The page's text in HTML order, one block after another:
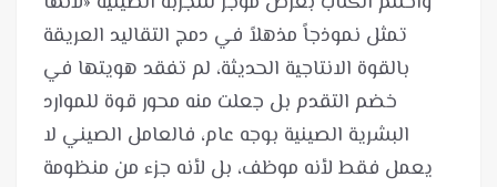
تمثل نموذجاً مذهلاً في دمج التقاليد العريقة
بالقوة الانتاجية الحديثة، لم تفقد هويتها في
خضم التقدم بل جعلت منه محور قوة للموارد
البشرية الصينية بوجه عام، فالعامل الصيني لا
يعمل فقط لأنه موظف، بل لأنه جزء من منظومة